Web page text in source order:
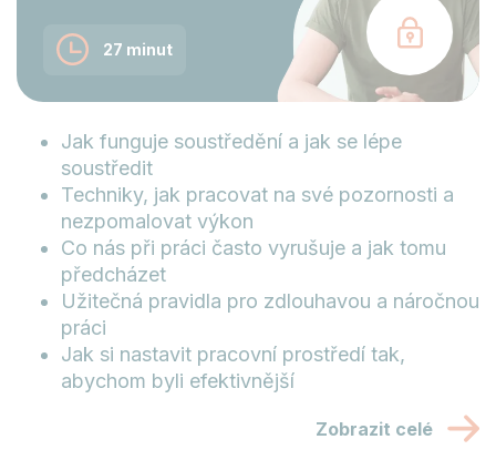
27 minut
Jak funguje soustředění a jak se lépe
soustředit
Techniky, jak pracovat na své pozornosti a
nezpomalovat výkon
Co nás při práci často vyrušuje a jak tomu
předcházet
Užitečná pravidla pro zdlouhavou a náročnou
práci
Jak si nastavit pracovní prostředí tak,
abychom byli efektivnější
Zobrazit celé